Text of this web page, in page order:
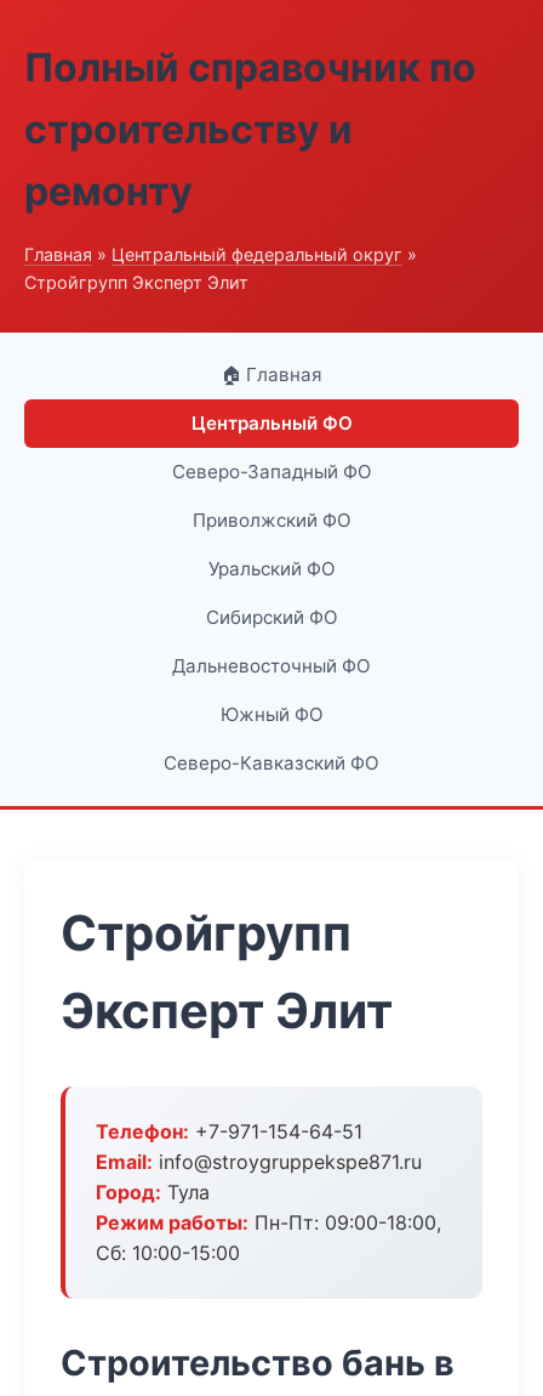
Полный справочник по
строительству и
ремонту
Главная » Центральный федеральный округ »
Стройгрупп Эксперт Элит
🏠 Главная
Центральный ФО
Северо-Западный ФО
Приволжский ФО
Уральский ФО
Сибирский ФО
Дальневосточный ФО
Южный ФО
Северо-Кавказский ФО
Стройгрупп
Эксперт Элит
Телефон: +7-971-154-64-51
Email: info@stroygruppekspe871.ru
Город: Тула
Режим работы: Пн-Пт: 09:00-18:00,
Сб: 10:00-15:00
Строительство бань в